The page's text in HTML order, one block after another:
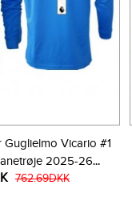
Vicario #1
2025-26
762.69DKK